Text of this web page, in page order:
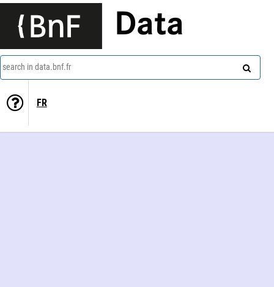
Data
search in data.bnf.fr
FR